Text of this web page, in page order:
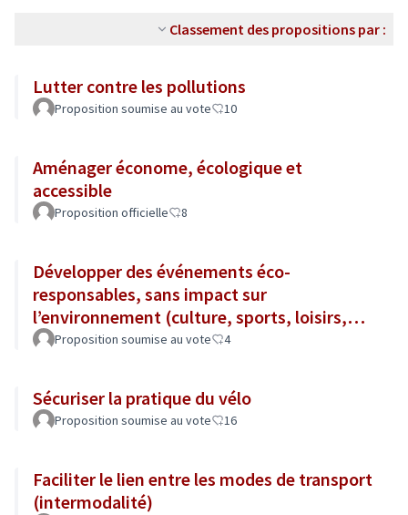
Classement des propositions par :
Lutter contre les pollutions
Proposition soumise au vote 10
Aménager économe, écologique et
accessible
Proposition officielle 8
Développer des événements éco-
responsables, sans impact sur
l’environnement (culture, sports, loisirs,
tourisme...)
Proposition soumise au vote 4
Sécuriser la pratique du vélo
Proposition soumise au vote 16
Faciliter le lien entre les modes de transport
(intermodalité)